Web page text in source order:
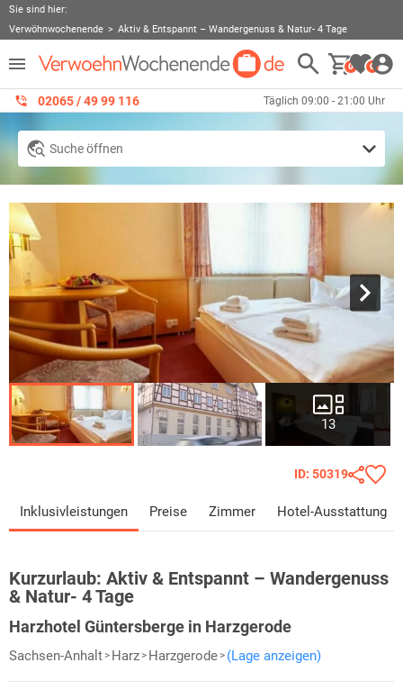
Sie sind hier:
Verwöhnwochenende
Aktiv & Entspannt – Wandergenuss & Natur- 4 Tage
0 0
02065 / 49 ‌99 116 Täglich 09:00 - 21:00 Uhr
Suche öffnen
13
ID: 50319
Inklusivleistungen Preise Zimmer Hotel-Ausstattung
Kurzurlaub: Aktiv & Entspannt – Wandergenuss
& Natur- 4 Tage
Harzhotel Güntersberge in Harzgerode
Sachsen-Anhalt Harz Harzgerode (Lage anzeigen)